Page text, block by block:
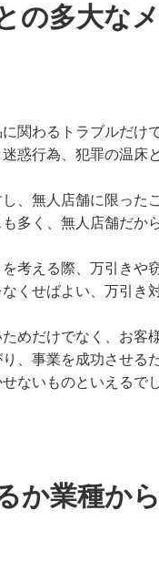
の多大な
関わるトラブルだ
惑行為、犯罪の温床
、無人店舗に限っ
多く、無人店舗だか
考える際、万引きや
くせばよい、万引き
めだけでなく、お客
、事業を成功させる
ないものといえるでし
か業種か